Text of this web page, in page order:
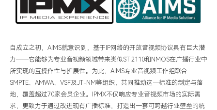
自成立之初， AIMS就意识到，基于 IP网络的开放音视频协议具有巨大潜
力——它能够为专业音视频领域带来类似ST 2110和 NMOS在广播行业中
所实现的互操作性与扩展性。为此， AIMS专业音视频工作组联合
SMPTE、 AMWA、 VSF及JT-NM等组织，共同推动这一标准的制定与落
地，覆盖超过70家会员企业。 IPMX不仅响应专业音视频市场的实际需
求，更致力于通过改进现有广播标准，打造出一套可跨越行业壁垒的统